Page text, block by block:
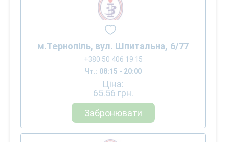
м.Тернопіль, вул. Шпитальна, 6/77
+380 50 406 19 15
Чт.: 08:15 - 20:00
Ціна:
65.56 грн.
Забронювати